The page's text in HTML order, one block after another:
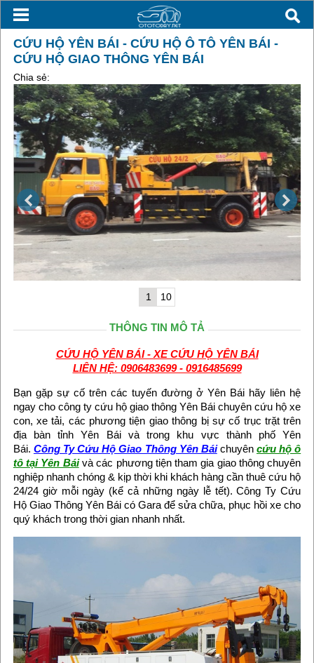
CỨU HỘ YÊN BÁI - CỨU HỘ Ô TÔ YÊN BÁI -
CỨU HỘ GIAO THÔNG YÊN BÁI
Chia sẻ:
1 10
THÔNG TIN MÔ TẢ
CỨU HỘ YÊN BÁI - XE CỨU HỘ YÊN BÁI
LIÊN HỆ: 0906483699 - 0916485699
Bạn gặp sự cố trên các tuyến đường ở Yên Bái hãy liên hệ
ngay cho công ty cứu hộ giao thông Yên Bái chuyên cứu hộ xe
con, xe tải, các phương tiện giao thông bị sự cố trục trặt trên
địa bàn tỉnh Yên Bái và trong khu vực thành phố Yên
Bái. Công Ty Cứu Hộ Giao Thông Yên Báichuyên cứu hộ ô
tô tại Yên Báivà các phương tiện tham gia giao thông chuyên
nghiệp nhanh chóng & kịp thời khi khách hàng cần thuê cứu hộ
24/24 giờ mỗi ngày (kể cả những ngày lễ tết). Công Ty Cứu
Hộ Giao Thông Yên Bái có Gara để sửa chữa, phục hồi xe cho
quý khách trong thời gian nhanh nhất.